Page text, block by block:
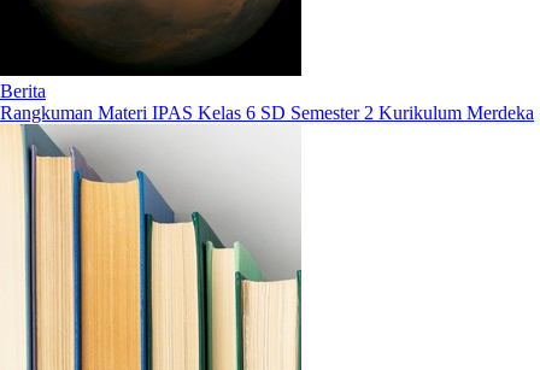
Berita
Rangkuman Materi IPAS Kelas 6 SD Semester 2 Kurikulum Merdeka